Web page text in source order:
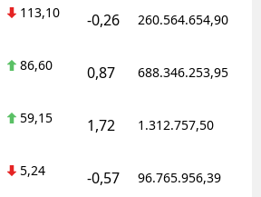
113,10 -0,26 260.564.654,90
86,60 0,87 688.346.253,95
59,15 1,72 1.312.757,50
5,24 -0,57 96.765.956,39